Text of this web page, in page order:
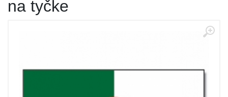
na tyčke